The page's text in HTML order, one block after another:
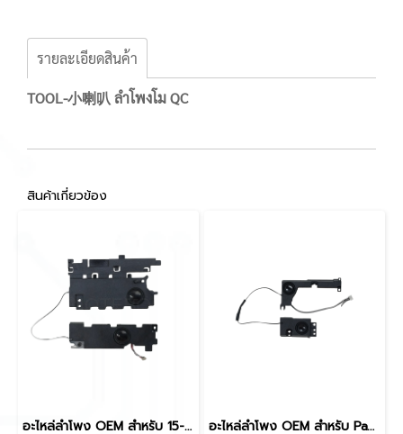
รายละเอียดสินค้า
TOOL-小喇叭 ลำโพงโม QC
สินค้าเกี่ยวข้อง
อะไหล่ลำโพง OEM สำหรับ 15-DY 15-EF 15S-FQ 15S-EQ 15S-ER TPN-Q222 TPN-Q230 L63594-001 FYHDNQTA164000 Internal Speaker อะไหล่ลำโพง OEM สำหรับ Pavilion Gaming 15-EC 15Z-EC000 15Z-EC200 ZHAN99 G2 TPN-Q229 L72708-001 หัวเสียบ 6-Pin